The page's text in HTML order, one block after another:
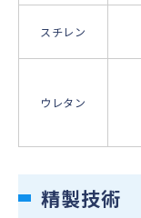
スチレン
ウレタン
精製技術